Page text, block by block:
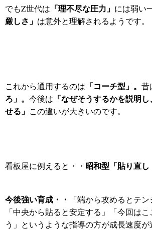
でもZ世代は 「理不尽な圧力」 には弱い
厳しさ」 は意外と理解されるようです。
これから通用するのは 「コーチ型」。 昔
ろ」。 今後は 「なぜそうするかを説明
せる」 この違いが大きいのです。
看板屋に例えると・・ 昭和型「貼り直し
今後強い育成・・
「端から攻めるとテン
「中央から貼ると安定する」
「今回は
う」というような指導の方が成長速度が